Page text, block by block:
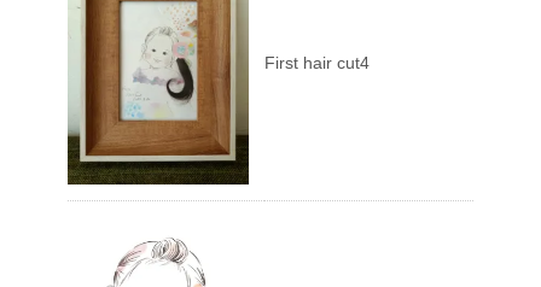
First hair cut4